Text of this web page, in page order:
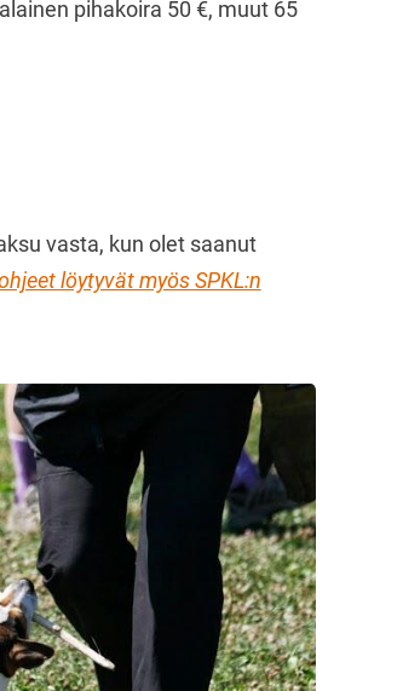
pihakoira 50 €, muut 65
vasta, kun olet saanut
löytyvät myös SPKL:n